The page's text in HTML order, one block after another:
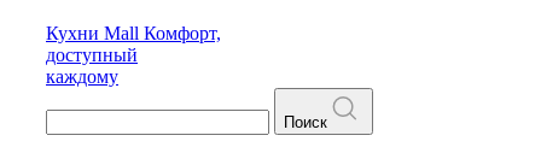
Кухни Mall Комфорт,
доступный
каждому
Поиск